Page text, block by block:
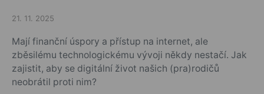
Posted on
21. 11. 2025
Mají finanční úspory a přístup na internet, ale
zběsilému technologickému vývoji někdy nestačí. Jak
zajistit, aby se digitální život našich (pra)rodičů
neobrátil proti nim?